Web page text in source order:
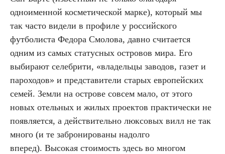
одноименной косметической марке), который мы
так часто видели в профиле у российского
футболиста Федора Смолова, давно считается
одним из самых статусных островов мира. Его
выбирают селебрити, «владельцы заводов, газет и
пароходов» и представители старых европейских
семей. Земли на острове совсем мало, от этого
новых отельных и жилых проектов практически не
появляется, а действительно люксовых вилл не так
много (и те забронированы надолго
вперед). Высокая стоимость здесь во многом